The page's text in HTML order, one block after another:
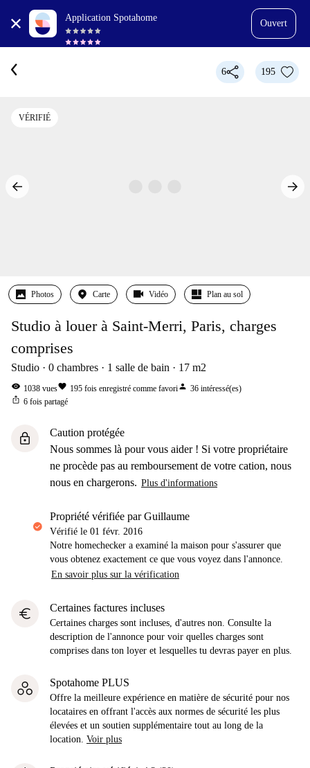
Application Spotahome
Ouvert
6 195
VÉRIFIÉ
Photos Carte Vidéo Plan au sol
Studio à louer à Saint-Merri, Paris, charges
comprises
Studio 0 chambres 1 salle de bain 17 m2
visibility 1038 vuesfavorite 195 fois enregistré comme favoriperson 36 intéressé(es)
ios_share 6 fois partagé
lock
Caution protégée
Nous sommes là pour vous aider ! Si votre propriétaire
ne procède pas au remboursement de votre cation, nous
nous en chargerons. Plus d'informations
propriété vérifiée par Guillaume
Vérifié le 01 févr. 2016
Notre homechecker a examiné la maison pour s'assurer que
vous obtenez exactement ce que vous voyez dans l'annonce.
En savoir plus sur la vérification
euro Certaines factures incluses
Certaines charges sont incluses, d'autres non. Consulte la
description de l'annonce pour voir quelles charges sont
comprises dans ton loyer et lesquelles tu devras payer en plus.
Spotahome PLUS
Offre la meilleure expérience en matière de sécurité pour nos
locataires en offrant l'accès aux normes de sécurité les plus
élevées et un soutien supplémentaire tout au long de la
location. Voir plus